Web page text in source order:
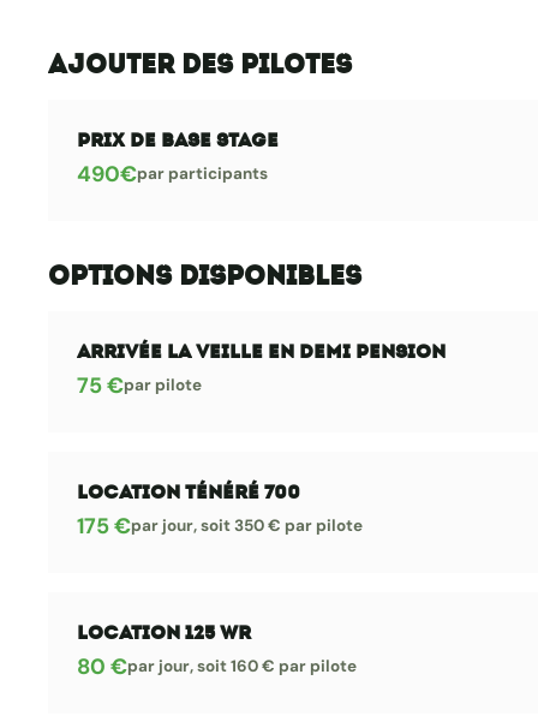
Ajouter des pilotes
Prix de base stage
490€par participants
Options disponibles
Arrivée la veille en demi pension
75 €par pilote
Location Ténéré 700
175 €par jour, soit 350 € par pilote
Location 125 WR
80 €par jour, soit 160 € par pilote